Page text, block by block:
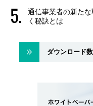
通信事業者の新た
く秘訣とは
ダウンロード